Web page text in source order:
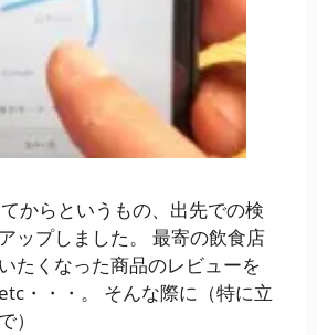
からというもの、出先での検
ップしました。 最寄の飲食店
たくなった商品のレビューを
・・・。 そんな際に（特に立
）